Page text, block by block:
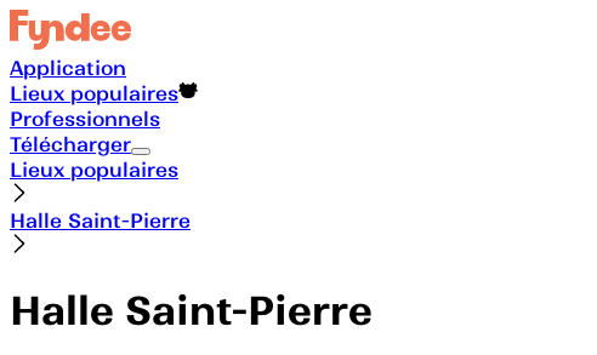
Application
Lieux populaires
Professionnels
Télécharger
Lieux populaires
Halle Saint-Pierre
Halle Saint-Pierre